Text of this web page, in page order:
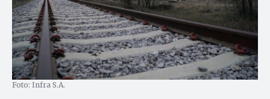
Foto: Infra S.A.